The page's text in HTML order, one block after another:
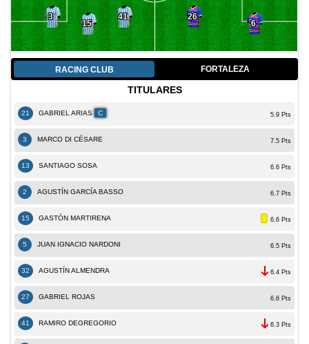
3
15
41
6
26
RACING CLUB FORTALEZA
TITULARES
21 GABRIEL ARIAS C 5.9 Pts
3 MARCO DI CÉSARE 7.5 Pts
13 SANTIAGO SOSA 6.6 Pts
2 AGUSTÍN GARCÍA BASSO 6.7 Pts
15 GASTÓN MARTIRENA 6.6 Pts
5 JUAN IGNACIO NARDONI 6.5 Pts
32 AGUSTÍN ALMENDRA 6.4 Pts
27 GABRIEL ROJAS 6.6 Pts
41 RAMIRO DEGREGORIO 6.3 Pts